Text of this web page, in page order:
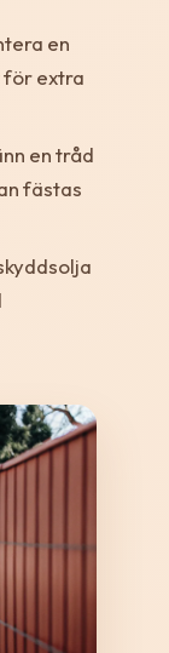
en
för extra
en tråd
fästas